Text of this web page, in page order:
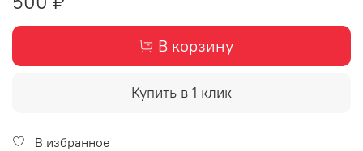
В корзину
Купить в 1 клик
В избранное